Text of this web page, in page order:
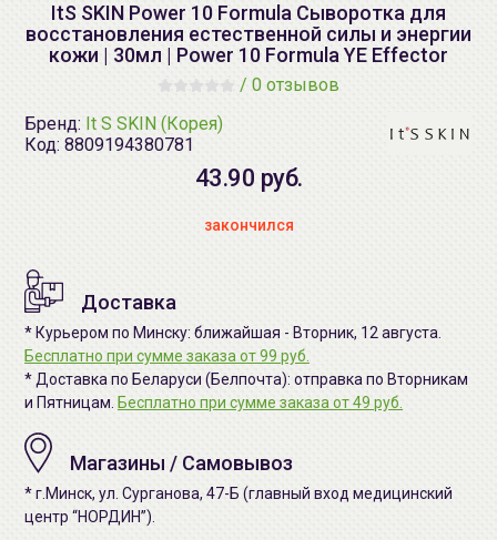
ItS SKIN Power 10 Formula Сыворотка для
восстановления естественной силы и энергии
кожи | 30мл | Power 10 Formula YE Effector
/ 0 отзывов
Бренд: It S SKIN (Корея)
Код: 8809194380781
43.90 руб.
закончился
Доставка
* Курьером по Минску: ближайшая - Вторник, 12 августа.
Бесплатно при сумме заказа от 99 руб.
* Доставка по Беларуси (Белпочта): отправка по Вторникам
и Пятницам. Бесплатно при сумме заказа от 49 руб.
Магазины / Самовывоз
* г.Минск, ул. Сурганова, 47-Б (главный вход медицинский
центр “НОРДИН”).